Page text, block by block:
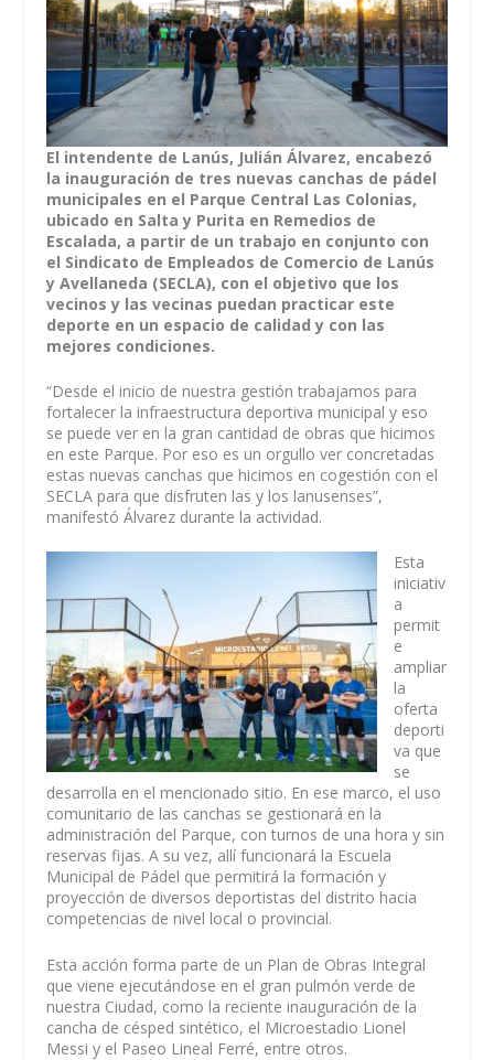
El intendente de Lanús, Julián Álvarez, encabezó
la inauguración de tres nuevas canchas de pádel
municipales en el Parque Central Las Colonias,
ubicado en Salta y Purita en Remedios de
Escalada, a partir de un trabajo en conjunto con
el Sindicato de Empleados de Comercio de Lanús
y Avellaneda (SECLA), con el objetivo que los
vecinos y las vecinas puedan practicar este
deporte en un espacio de calidad y con las
mejores condiciones.
“Desde el inicio de nuestra gestión trabajamos para
fortalecer la infraestructura deportiva municipal y eso
se puede ver en la gran cantidad de obras que hicimos
en este Parque. Por eso es un orgullo ver concretadas
estas nuevas canchas que hicimos en cogestión con el
SECLA para que disfruten las y los lanusenses”,
manifestó Álvarez durante la actividad.
Esta
iniciativ
a
permit
e
ampliar
la
oferta
deporti
va que
se
desarrolla en el mencionado sitio. En ese marco, el uso
comunitario de las canchas se gestionará en la
administración del Parque, con turnos de una hora y sin
reservas fijas. A su vez, allí funcionará la Escuela
Municipal de Pádel que permitirá la formación y
proyección de diversos deportistas del distrito hacia
competencias de nivel local o provincial.
Esta acción forma parte de un Plan de Obras Integral
que viene ejecutándose en el gran pulmón verde de
nuestra Ciudad, como la reciente inauguración de la
cancha de césped sintético, el Microestadio Lionel
Messi y el Paseo Lineal Ferré, entre otros.